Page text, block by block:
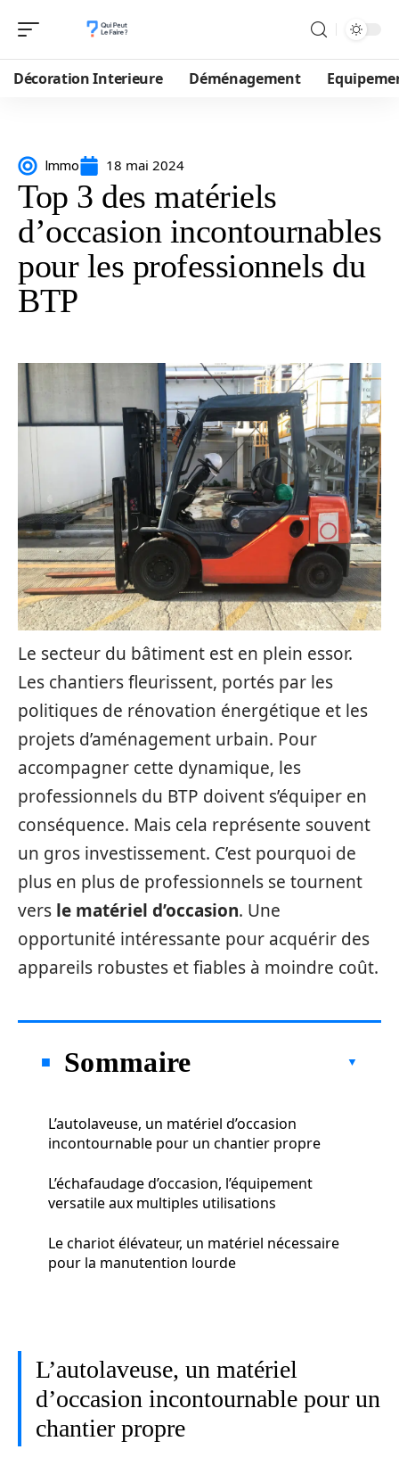
Décoration Interieure Déménagement
Immo 18 mai 2024
Top 3 des matériels
d’occasion incontournables
pour les professionnels du
BTP
Le secteur du bâtiment est en plein essor.
Les chantiers fleurissent, portés par les
politiques de rénovation énergétique et les
projets d’aménagement urbain. Pour
accompagner cette dynamique, les
professionnels du BTP doivent s’équiper en
conséquence. Mais cela représente souvent
un gros investissement. C’est pourquoi de
plus en plus de professionnels se tournent
vers le matériel d’occasion. Une
opportunité intéressante pour acquérir des
appareils robustes et fiables à moindre coût.
Sommaire
L’autolaveuse, un matériel d’occasion
incontournable pour un chantier propre
L’échafaudage d’occasion, l’équipement
versatile aux multiples utilisations
Le chariot élévateur, un matériel nécessaire
pour la manutention lourde
L’autolaveuse, un matériel
d’occasion incontournable pour un
chantier propre